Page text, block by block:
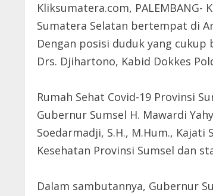
Kliksumatera.com,
Sumatera Selatan bertempat di
Dengan posisi duduk yang
Drs. Djihartono, Kabid Dokkes
Rumah Sehat Covid-19 Provinsi
Gubernur Sumsel H. Mawardi
Soedarmadji, S.H., M.Hum.,
Kesehatan Provinsi Sumsel dan
Dalam sambutannya, Gubernur